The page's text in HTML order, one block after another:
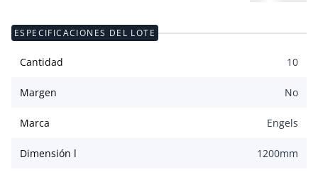
ESPECIFICACIONES DEL LOTE
Cantidad 10
Margen No
Marca Engels
Dimensión l 1200mm